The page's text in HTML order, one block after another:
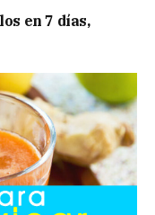
en 7 días,